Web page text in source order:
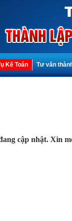
Kế Toán Tư vấn
cập nhật. Xin